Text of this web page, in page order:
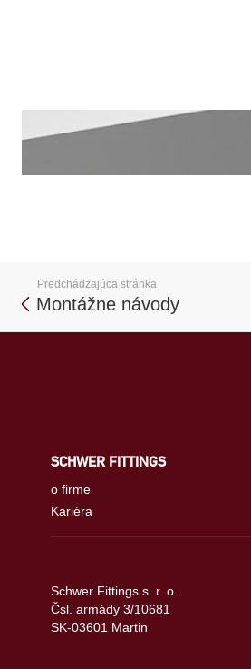
Predchádzajúca stránka
Montážne návody
SCHWER FITTINGS
o firme
Kariéra
Schwer Fittings s. r. o.
Čsl. armády 3/10681
SK-03601 Martin